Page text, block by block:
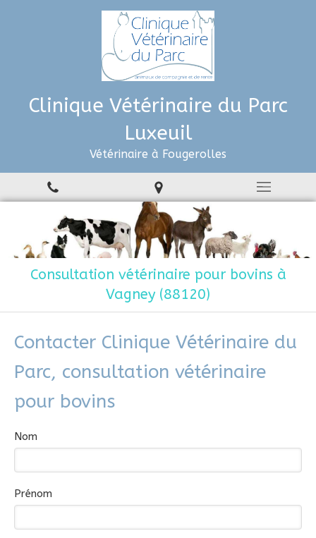
Clinique Vétérinaire du Parc
Luxeuil
Vétérinaire à Fougerolles
Consultation vétérinaire pour bovins à
Vagney (88120)
Contacter Clinique Vétérinaire du
Parc, consultation vétérinaire
pour bovins
Nom
Prénom